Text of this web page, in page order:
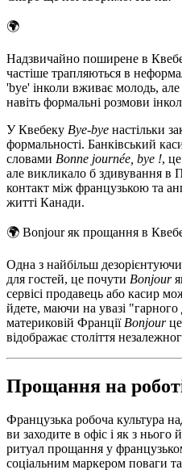
🌍
Надзвичайно поширене в
частіше трапляються в
'bye' інколи вживає молодь,
навіть формальні розмови
У Квебеку Bye-bye настільки
формальності. Банківський
словами Bonne journée, bye !,
але викликало б здивування в
контакт між французькою та
житті Канади.
🌍 Bonjour як прощання в
Одна з найбільш
для гостей, це почути Bonjour
сервісі продавець або касир
йдете, маючи на увазі
материковій Франції Bonjourце
відображає століття
Прощання на
Французька робоча культура
ви заходите в офіс і як з нього
ритуал прощання у
соціальним маркером поваги та